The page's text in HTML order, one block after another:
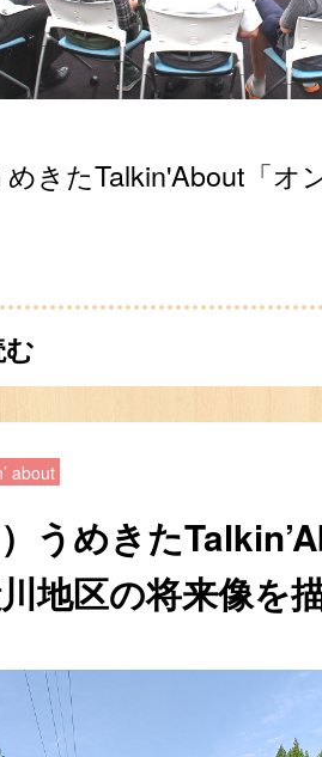
きたTalkin'About「オ
about
うめきた
地区の将来像を